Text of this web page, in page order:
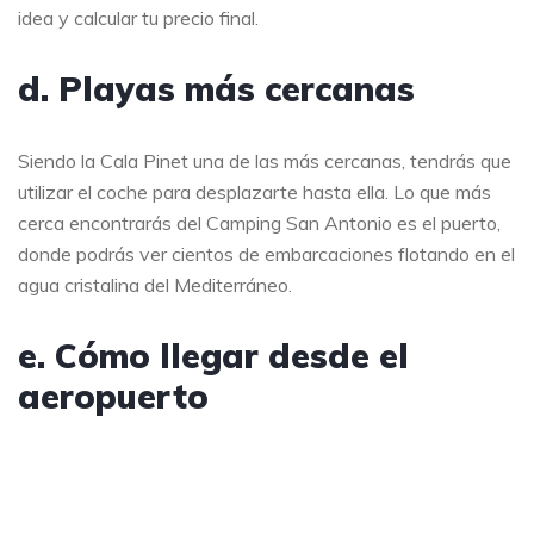
idea y calcular tu precio final.
d. Playas más cercanas
Siendo la Cala Pinet una de las más cercanas, tendrás que
utilizar el coche para desplazarte hasta ella. Lo que más
cerca encontrarás del Camping San Antonio es el puerto,
donde podrás ver cientos de embarcaciones flotando en el
agua cristalina del Mediterráneo.
e. Cómo llegar desde el
aeropuerto